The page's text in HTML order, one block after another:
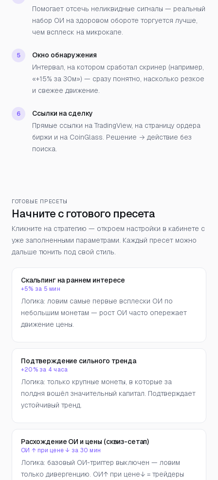
Помогает отсечь неликвидные сигналы — реальный
набор ОИ на здоровом обороте торгуется лучше,
чем всплеск на микрокапе.
5
Окно обнаружения
Интервал, на котором сработал скринер (например,
«+15% за 30м») — сразу понятно, насколько резкое
и свежее движение.
6
Ссылки на сделку
Прямые ссылки на TradingView, на страницу ордера
биржи и на CoinGlass. Решение → действие без
поиска.
ГОТОВЫЕ ПРЕСЕТЫ
Начните с готового пресета
Кликните на стратегию — откроем настройки в кабинете с
уже заполненными параметрами. Каждый пресет можно
дальше тюнить под свой стиль.
Скальпинг на раннем интересе
+5% за 5 мин
Логика: ловим самые первые всплески ОИ по
небольшим монетам — рост ОИ часто опережает
движение цены.
Подтверждение сильного тренда
+20% за 4 часа
Логика: только крупные монеты, в которые за
полдня вошёл значительный капитал. Подтверждает
устойчивый тренд.
Расхождение ОИ и цены (сквиз-сетап)
ОИ ↑ при цене ↓ за 30 мин
Логика: базовый ОИ-триггер выключен — ловим
только дивергенцию. ОИ↑ при цене↓ = трейдеры